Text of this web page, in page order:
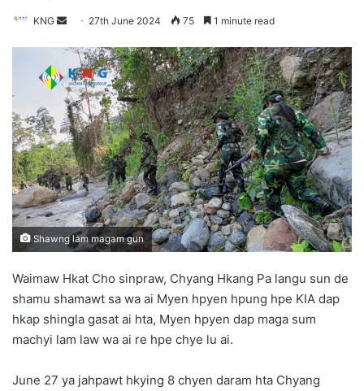
KNG
d
a
n
e
m
a
i
l
27th June 2024 75 1 minute read
Shawng lam magam gun
Waimaw Hkat Cho sinpraw, Chyang Hkang Pa langu sun de
shamu shamawt sa wa ai Myen hpyen hpung hpe KIA dap
hkap shingla gasat ai hta, Myen hpyen dap maga sum
machyi lam law wa ai re hpe chye lu ai.
June 27 ya jahpawt hkying 8 chyen daram hta Chyang